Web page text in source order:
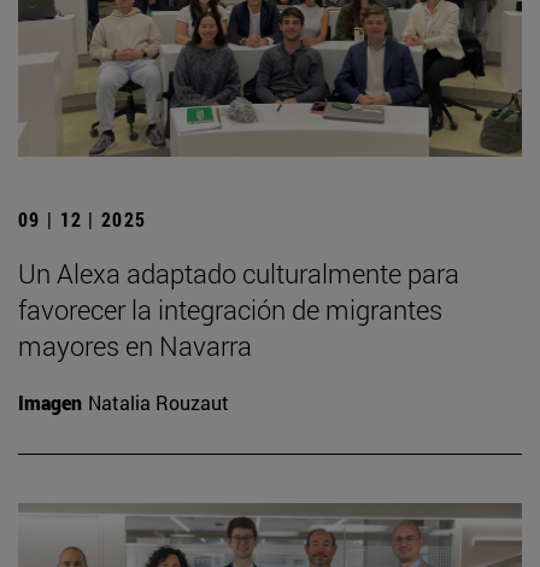
09 | 12 | 2025
Un Alexa adaptado culturalmente para
favorecer la integración de migrantes
mayores en Navarra
Imagen Natalia Rouzaut